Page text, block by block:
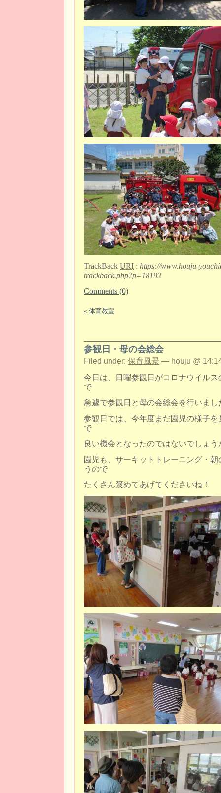
TrackBack URI : https://www.houju-
trackback.php?p=18192
Comments (0)
« 体育教室
参観日・母の会総会
Filed under: 保育風景 — houju @
今日は、日曜参観日がコロナウイル
で
急遽で参観日と母の会総会を行いまし
参観日では、今年度まだ園児の様子
で
良い機会となったのではないでしょう
園児も、サーキットトレーニング・
うので
たくさん褒めてあげてくださいね！